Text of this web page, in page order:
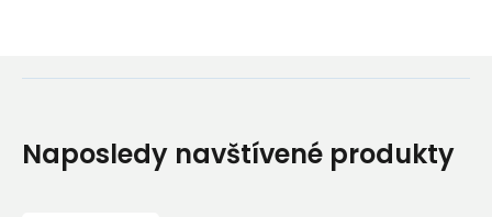
Naposledy navštívené produkty